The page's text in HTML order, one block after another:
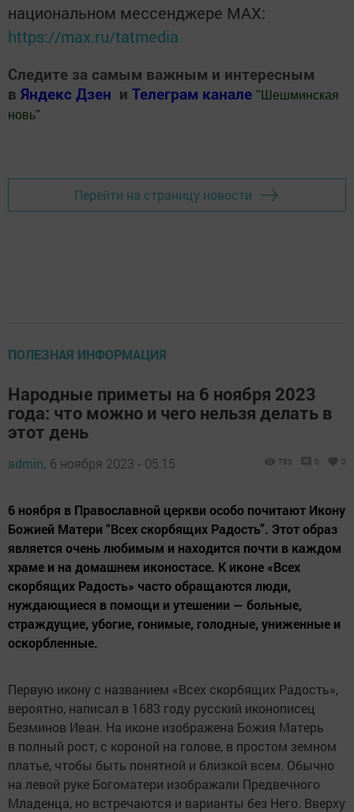
национальном мессенджере MАХ:
https://max.ru/tatmedia
Следите за самым важным и интересным
в Яндекс Дзен и Телеграм канале " Шешминская
новь"
Перейти на страницу новости
ПОЛЕЗНАЯ ИНФОРМАЦИЯ
Народные приметы на 6 ноября 2023
года: что можно и чего нельзя делать в
этот день
admin, 6 ноября 2023 - 05:15 783 0 0
6 ноября в Православной церкви особо почитают Икону
Божией Матери “Всех скорбящих Радость”. Этот образ
является очень любимым и находится почти в каждом
храме и на домашнем иконостасе. К иконе «Всех
скорбящих Радость» часто обращаются люди,
нуждающиеся в помощи и утешении — больные,
страждущие, убогие, гонимые, голодные, униженные и
оскорбленные.
Первую икону с названием «Всех скорбящих Радость»,
вероятно, написал в 1683 году русский иконописец
Безминов Иван. На иконе изображена Божия Матерь
в полный рост, с короной на голове, в простом земном
платье, чтобы быть понятной и близкой всем. Обычно
на левой руке Богоматери изображали Предвечного
Младенца, но встречаются и варианты без Него. Вверху